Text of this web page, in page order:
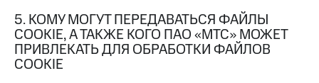
магазин
Смартфоны
Наушники
5. КОМУ МОГУТ ПЕРЕДАВАТЬСЯ ФАЙЛЫ
COOKIE, А ТАКЖЕ КОГО ПАО «МТС» МОЖЕТ
ПРИВЛЕКАТЬ ДЛЯ ОБРАБОТКИ ФАЙЛОВ
COOKIE